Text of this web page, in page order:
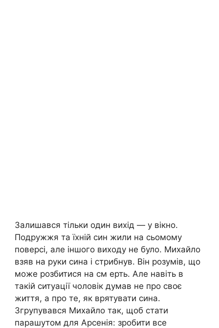
Залишався тільки один вихід — у вікно.
Подружжя та їхній син жили на сьомому
поверсі, але іншого виходу не було. Михайло
взяв на руки сина і стрибнув. Він розумів, що
може розбитися на см ерть. Але навіть в
такій ситуації чоловік думав не про своє
життя, а про те, як врятувати сина.
Згрупувався Михайло так, щоб стати
парашутом для Арсенія: зробити все